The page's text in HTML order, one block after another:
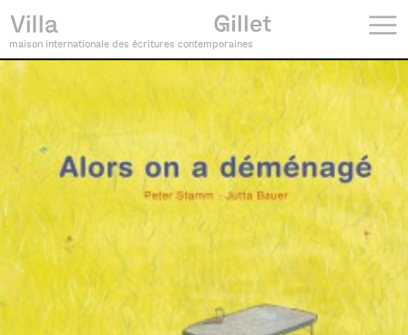
maison internationale des écritures contemporaines